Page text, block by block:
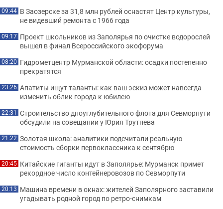
09:44 В Заозерске за 31,8 млн рублей оснастят Центр культуры,
не видевший ремонта с 1966 года
09:17 Проект школьников из Заполярья по очистке водорослей
вышел в финал Всероссийского экофорума
08:20 Гидрометцентр Мурманской области: осадки постепенно
прекратятся
23:26 Апатиты ищут таланты: как ваш эскиз может навсегда
изменить облик города к юбилею
22:31 Строительство дноуглубительного флота для Севморпути
обсудили на совещании у Юрия Трутнева
21:22 Золотая школа: аналитики подсчитали реальную
стоимость сборки первоклассника к сентябрю
20:45 Китайские гиганты идут в Заполярье: Мурманск примет
рекордное число контейнеровозов по Севморпути
20:13 Машина времени в окнах: жителей Заполярного заставили
угадывать родной город по ретро-снимкам